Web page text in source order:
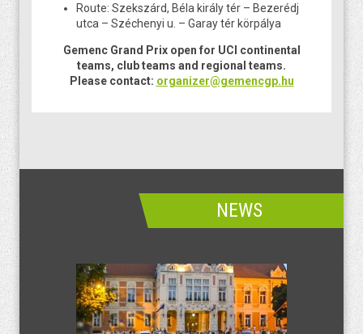
Route: Szekszárd, Béla király tér – Bezerédj
utca – Széchenyi u. – Garay tér körpálya
Gemenc Grand Prix open for UCI continental
teams, club teams and regional teams.
Please contact: organizer@gemencgp.hu
NEWS